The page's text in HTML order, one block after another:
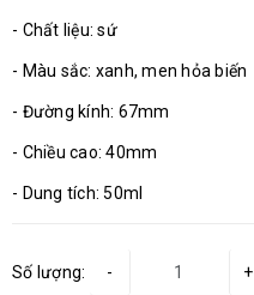
- Chất liệu: sứ
- Màu sắc: xanh, men hỏa biến
- Đường kính: 67mm
- Chiều cao: 40mm
- Dung tích: 50ml
Số lượng: +
-